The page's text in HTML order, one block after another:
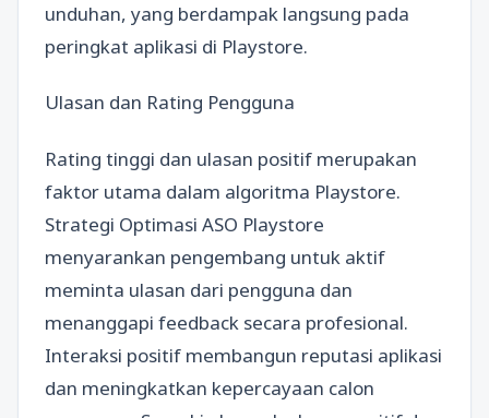
unduhan, yang berdampak langsung pada
peringkat aplikasi di Playstore.
Ulasan dan Rating Pengguna
Rating tinggi dan ulasan positif merupakan
faktor utama dalam algoritma Playstore.
Strategi Optimasi ASO Playstore
menyarankan pengembang untuk aktif
meminta ulasan dari pengguna dan
menanggapi feedback secara profesional.
Interaksi positif membangun reputasi aplikasi
dan meningkatkan kepercayaan calon